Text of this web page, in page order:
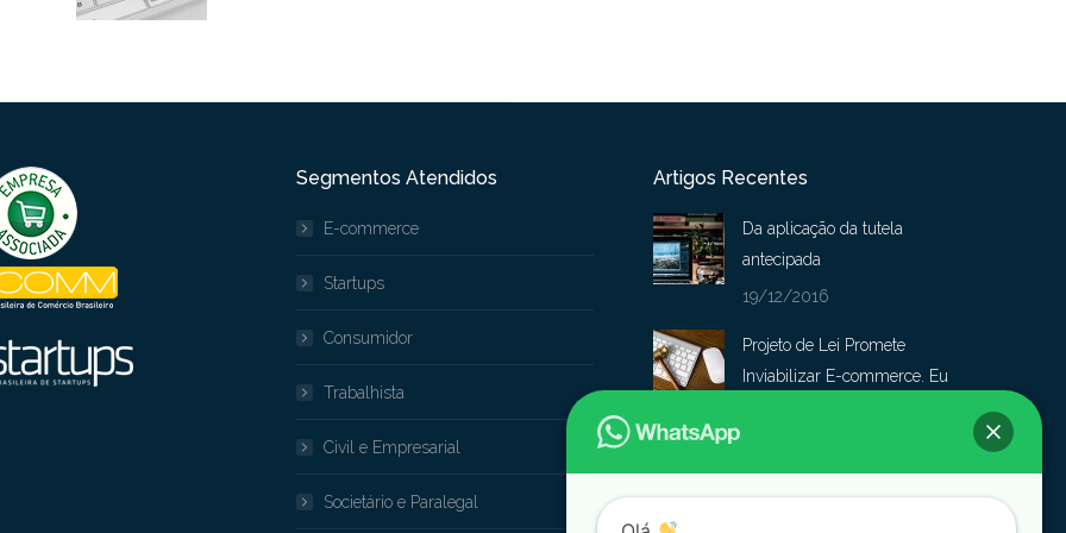
Segmentos Atendidos
E-commerce
Startups
Consumidor
Trabalhista
Civil e Empresarial
Societário e Paralegal
Artigos Recentes
Da aplicação da tutela
antecipada
19/12/2016
Projeto de Lei Promete
Inviabilizar E-commerce. Eu